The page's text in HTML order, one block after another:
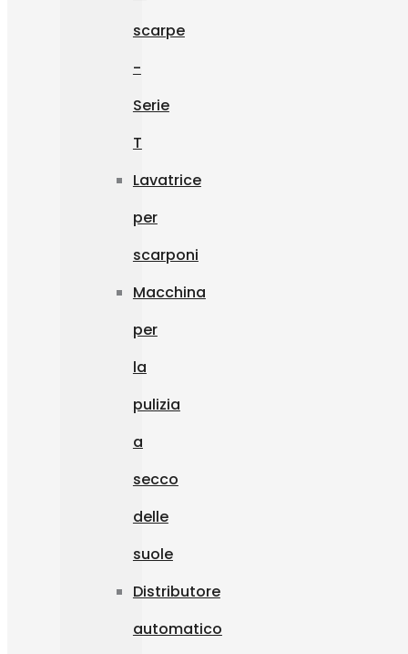
scarpe
-
Serie
T
Lavatrice
per
scarponi
Macchina
per
la
pulizia
a
secco
delle
suole
Distributore
automatico